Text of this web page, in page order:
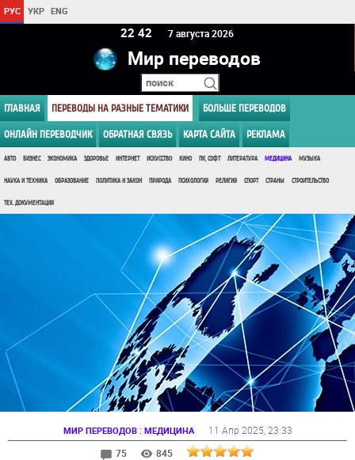
РУС УКР ENG
22:42 7 августа 2026
Мир переводов
ГЛАВНАЯ ПЕРЕВОДЫ НА РАЗНЫЕ ТЕМАТИКИ БОЛЬШЕ ПЕРЕВОДОВ
ОНЛАЙН ПЕРЕВОДЧИК ОБРАТНАЯ СВЯЗЬ КАРТА САЙТА РЕКЛАМА
АВТО БИЗНЕС ЭКОНОМИКА ЗДОРОВЬЕ ИНТЕРНЕТ ИСКУССТВО КИНО ПК, СОФТ ЛИТЕРАТУРА МЕДИЦИНА МУЗЫКА
НАУКА И ТЕХНИКА ОБРАЗОВАНИЕ ПОЛИТИКА И ЗАКОН ПРИРОДА ПСИХОЛОГИЯ РЕЛИГИЯ СПОРТ СТРАНЫ СТРОИТЕЛЬСТВО
ТЕХ. ДОКУМЕНТАЦИЯ
МИР ПЕРЕВОДОВ: МЕДИЦИНА 11 Апр 2025 , 23:33
75
845